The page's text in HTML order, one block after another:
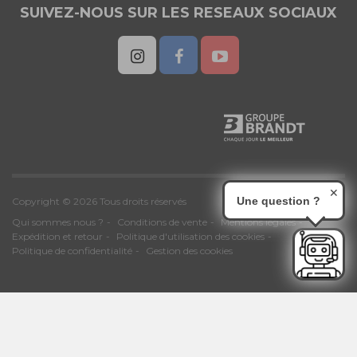
SUIVEZ-NOUS SUR LES RESEAUX SOCIAUX
Copyright © 2026 Tous droits réservés
Qui sommes nous ?
Conditions de vente
Mentions légales
Expédition et retour
Politique d'utilisation des cookies
Politique de confidentialité
Gestion des cookies
Une question ?
✕